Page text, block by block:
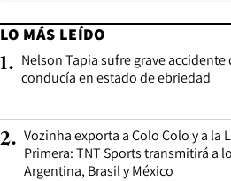
LO MÁS LEÍDO
1. Nelson Tapia sufre grave
conducía en estado de ebriedad
2. Vozinha exporta a Colo Colo y a la
Primera: TNT Sports transmitirá a
Argentina, Brasil y México